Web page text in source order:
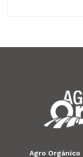
Agro Orgánico